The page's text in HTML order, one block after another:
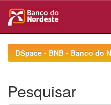
navigationDSpace - BNB - Banco do
Pesquisar